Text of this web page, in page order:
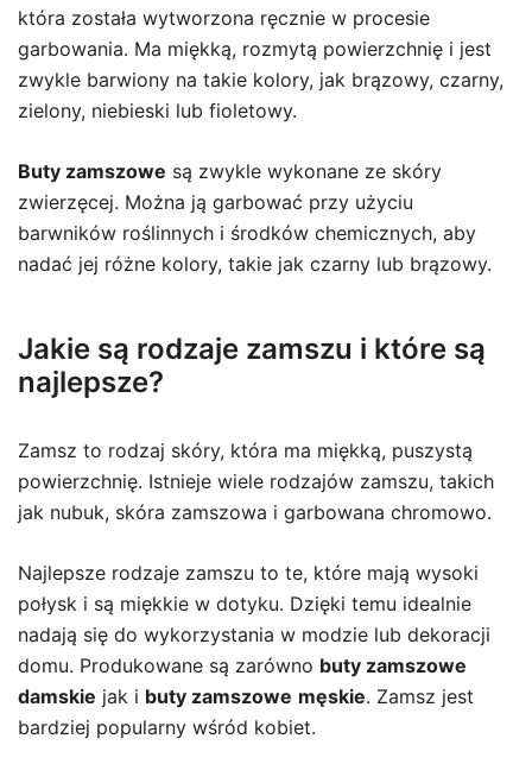
która została wytworzona ręcznie w procesie
garbowania. Ma miękką, rozmytą powierzchnię i jest
zwykle barwiony na takie kolory, jak brązowy, czarny,
zielony, niebieski lub fioletowy.
Buty zamszowe są zwykle wykonane ze skóry
zwierzęcej. Można ją garbować przy użyciu
barwników roślinnych i środków chemicznych, aby
nadać jej różne kolory, takie jak czarny lub brązowy.
Jakie są rodzaje zamszu i które są
najlepsze?
Zamsz to rodzaj skóry, która ma miękką, puszystą
powierzchnię. Istnieje wiele rodzajów zamszu, takich
jak nubuk, skóra zamszowa i garbowana chromowo.
Najlepsze rodzaje zamszu to te, które mają wysoki
połysk i są miękkie w dotyku. Dzięki temu idealnie
nadają się do wykorzystania w modzie lub dekoracji
domu. Produkowane są zarówno buty zamszowe
damskie jak i buty zamszowe męskie. Zamsz jest
bardziej popularny wśród kobiet.